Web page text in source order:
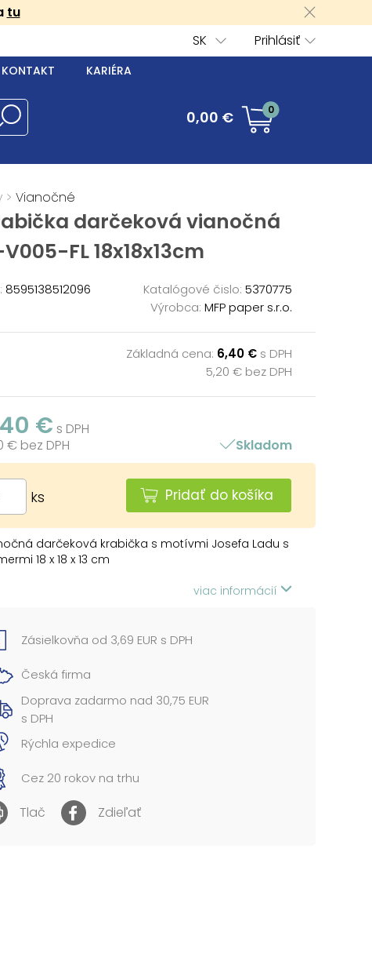
tu
Prihlásiť
SK
KONTAKT KARIÉRA
0,00 € 0
> Vianočné
darčeková vianočná
FL 18x18x13cm
8595138512096 Katalógové čislo: 5370775
Výrobca: MFP paper s.r.o.
Základná cena: 6,40 € s DPH
5,20 € bez DPH
€ s DPH
€ bez DPH
Skladom
ks Pridať do košíka
darčeková krabička s motívmi Josefa Ladu s
18 x 18 x 13 cm
len v súprave 8 darčekových krabičiek,
vložia, takže v košíku budete mať vždy
kompletnú sadu.
je uvedená za 1 ks.
1,5 mm kartón potiahnutý luxusným papierom
obsahuje tieto krabice:
Vianočná darčeková krabička C-V005-AL 8x8x8
Vianočná darčeková krabička C-V005-BL
cm
viac informácií
Zásielkovňa od 3,69 EUR s DPH
Česká firma
Doprava zadarmo nad 30,75 EUR
s DPH
Rýchla expedice
Cez 20 rokov na trhu
Tlač Zdieľať